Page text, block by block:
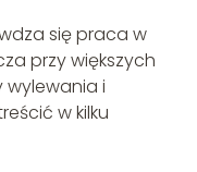
się praca w
przy większych
i
w kilku